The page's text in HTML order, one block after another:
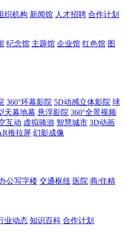
织机构 新闻馆 人才招聘 合作计划
纪念馆 主题馆 企业馆 红色馆 图
360°环幕影院 5D动感立体影院 球
天幕地幕 悬浮影院 360°全景视频
互动 虚拟骑游 智慧城市 3D动画
推拉屏 幻影成像
公写字楼 交通枢纽 医院 商/住精
业动态 知识百科 合作计划